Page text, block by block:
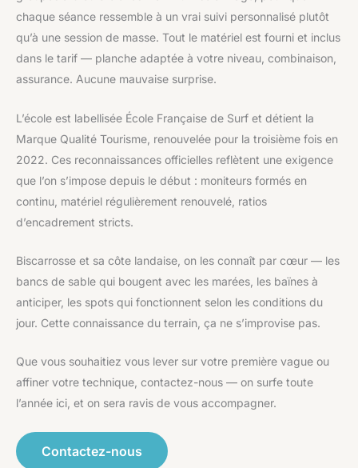
chaque séance ressemble à un vrai suivi personnalisé plutôt
qu’à une session de masse. Tout le matériel est fourni et inclus
dans le tarif — planche adaptée à votre niveau, combinaison,
assurance. Aucune mauvaise surprise.
L’école est labellisée École Française de Surf et détient la
Marque Qualité Tourisme, renouvelée pour la troisième fois en
2022. Ces reconnaissances officielles reflètent une exigence
que l’on s’impose depuis le début : moniteurs formés en
continu, matériel régulièrement renouvelé, ratios
d’encadrement stricts.
Biscarrosse et sa côte landaise, on les connaît par cœur — les
bancs de sable qui bougent avec les marées, les baïnes à
anticiper, les spots qui fonctionnent selon les conditions du
jour. Cette connaissance du terrain, ça ne s’improvise pas.
Que vous souhaitiez vous lever sur votre première vague ou
affiner votre technique, contactez-nous — on surfe toute
l’année ici, et on sera ravis de vous accompagner.
Contactez-nous